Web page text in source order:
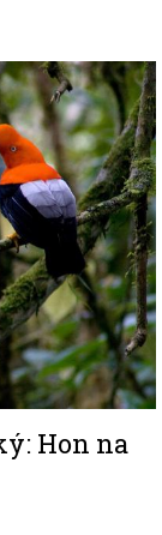
Hon na